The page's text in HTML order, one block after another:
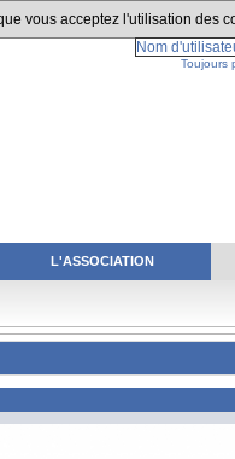
vous acceptez l'utilisation des
L'ASSOCIATION
Toujours